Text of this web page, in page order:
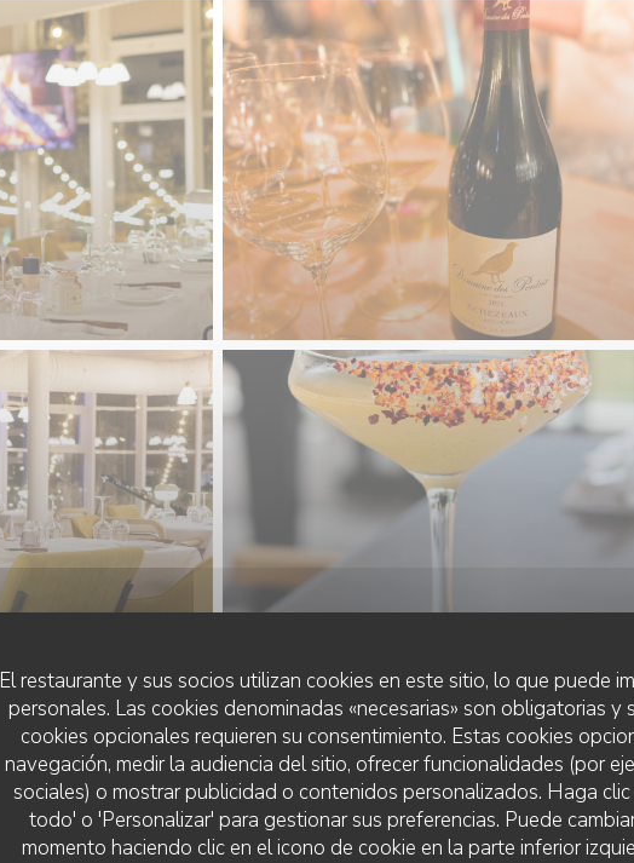
El restaurante y sus socios utilizan cookies en este sitio, lo que puede
personales. Las cookies denominadas «necesarias» son obligatorias
cookies opcionales requieren su consentimiento. Estas cookies
navegación, medir la audiencia del sitio, ofrecer funcionalidades (por
sociales) o mostrar publicidad o contenidos personalizados. Haga
todo' o 'Personalizar' para gestionar sus preferencias. Puede
momento haciendo clic en el icono de cookie en la parte inferior
LA VILLA CLAPOTIS